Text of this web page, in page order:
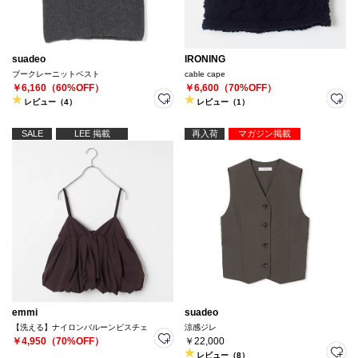
suadeo
ブークレーニットベスト
￥6,160（60%OFF）
レビュー（4）
IRONING
cable cape
￥6,600（70%OFF）
レビュー（1）
SALE LEE 掲載
emmi
【洗える】ナイロンバルーンビスチェ
￥4,950（70%OFF）
再入荷 マガジン掲載
suadeo
涼感ジレ
￥22,000
レビュー（8）